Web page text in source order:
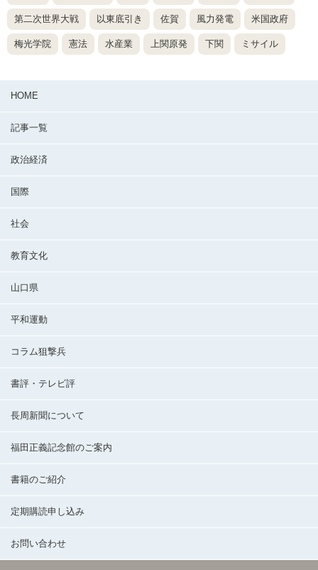
第二次世界大戦 以東底引き 佐賀 風力発電 米国政府
梅光学院 憲法 水産業 上関原発 下関 ミサイル
HOME
記事一覧
政治経済
国際
社会
教育文化
山口県
平和運動
コラム狙撃兵
書評・テレビ評
長周新聞について
福田正義記念館のご案内
書籍のご紹介
定期購読申し込み
お問い合わせ